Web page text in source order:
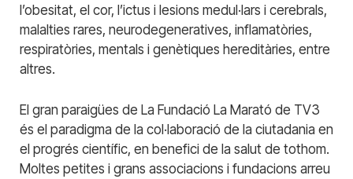
l’obesitat, el cor, l’ictus i lesions medul·lars i cerebrals,
malalties rares, neurodegeneratives, inflamatòries,
respiratòries, mentals i genètiques hereditàries, entre
altres.
El gran paraigües de La Fundació La Marató de TV3
és el paradigma de la col·laboració de la ciutadania en
el progrés científic, en benefici de la salut de tothom.
Moltes petites i grans associacions i fundacions arreu